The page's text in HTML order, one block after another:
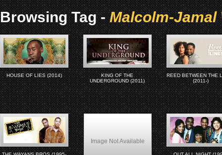
Browsing Tag -Malcolm-Jamal
HOUSE OF LIES (2014)
KING OF THE
UNDERGROUND (2011)
REED BETWEEN THE
(2011-)
Image Not Available